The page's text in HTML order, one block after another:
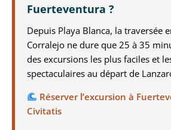
Fuerteventura ?
Depuis Playa Blanca, la traversée
Corralejo ne dure que 25 à 35
des excursions les plus faciles et
spectaculaires au départ de
Réserver l’excursion à
Civitatis